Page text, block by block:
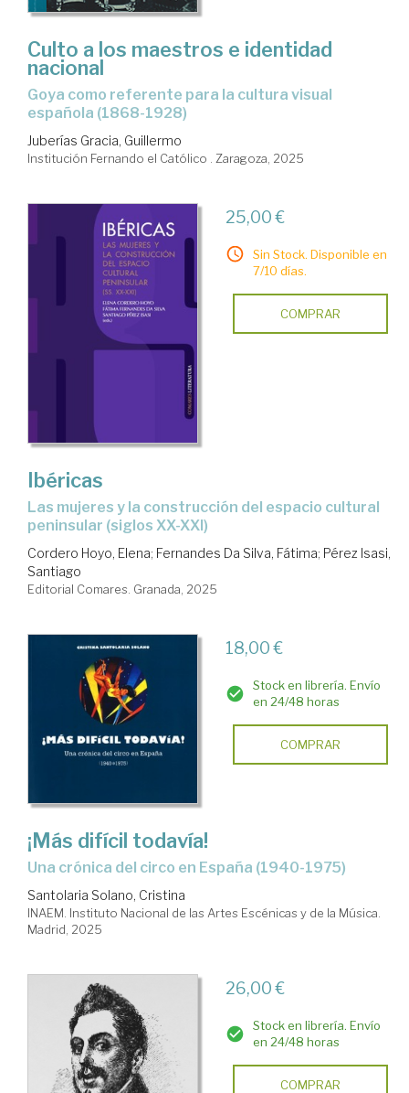
Culto a los maestros e identidad
nacional
Goya como referente para la cultura visual
española (1868-1928)
Juberías Gracia, Guillermo
Institución Fernando el Católico . Zaragoza, 2025
25,00 €
Sin Stock. Disponible en
7/10 días.
COMPRAR
Ibéricas
Las mujeres y la construcción del espacio cultural
peninsular (siglos XX-XXI)
Cordero Hoyo, Elena; Fernandes Da Silva, Fátima; Pérez Isasi,
Santiago
Editorial Comares. Granada, 2025
18,00 €
Stock en librería. Envío
en 24/48 horas
COMPRAR
¡Más difícil todavía!
Una crónica del circo en España (1940-1975)
Santolaria Solano, Cristina
INAEM. Instituto Nacional de las Artes Escénicas y de la Música.
Madrid, 2025
26,00 €
Stock en librería. Envío
en 24/48 horas
COMPRAR